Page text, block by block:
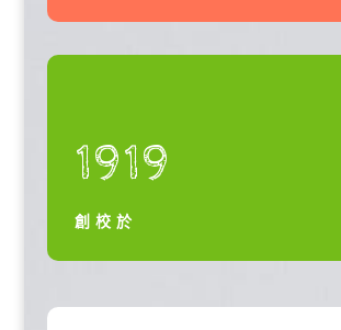
1919
創校於